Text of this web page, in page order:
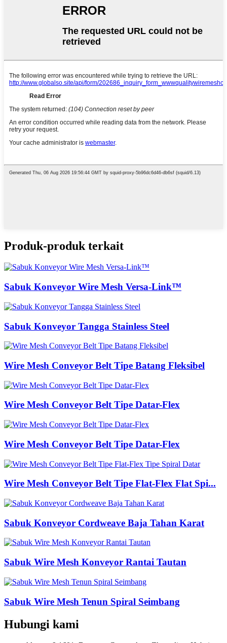
Produk-produk terkait
Sabuk Konveyor Wire Mesh Versa-Link™
Sabuk Konveyor Tangga Stainless Steel
Wire Mesh Conveyor Belt Tipe Batang Fleksibel
Wire Mesh Conveyor Belt Tipe Datar-Flex
Wire Mesh Conveyor Belt Tipe Datar-Flex
Wire Mesh Conveyor Belt Tipe Flat-Flex Flat Spi...
Sabuk Konveyor Cordweave Baja Tahan Karat
Sabuk Wire Mesh Konveyor Rantai Tautan
Sabuk Wire Mesh Tenun Spiral Seimbang
Hubungi kami